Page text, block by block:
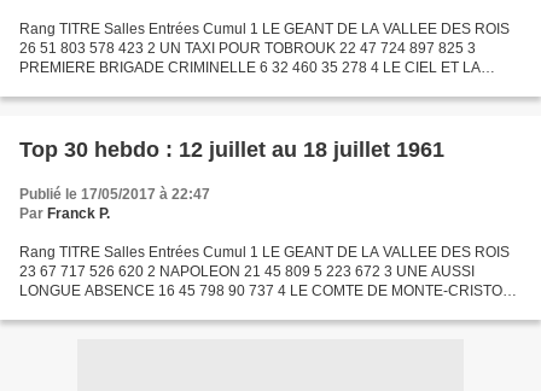
Rang TITRE Salles Entrées Cumul 1 LE GEANT DE LA VALLEE DES ROIS
26 51 803 578 423 2 UN TAXI POUR TOBROUK 22 47 724 897 825 3
PREMIERE BRIGADE CRIMINELLE 6 32 460 35 278 4 LE CIEL ET LA
L'HOMME...
Top 30 hebdo : 12 juillet au 18 juillet 1961
Publié le 17/05/2017 à 22:47
Par Franck P.
Rang TITRE Salles Entrées Cumul 1 LE GEANT DE LA VALLEE DES ROIS
23 67 717 526 620 2 NAPOLEON 21 45 809 5 223 672 3 UNE AUSSI
LONGUE ABSENCE 16 45 798 90 737 4 LE COMTE DE MONTE-CRISTO
101...